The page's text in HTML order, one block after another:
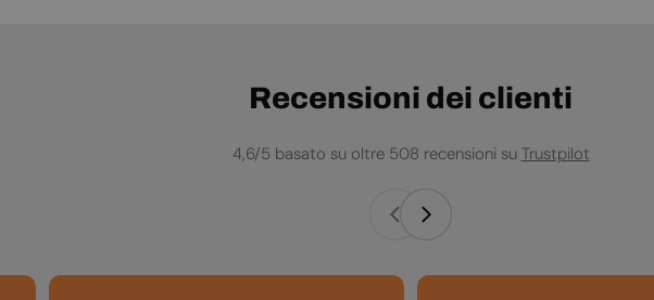
Recensioni dei clienti
4,6/5 basato su oltre 508 recensioni su Trustpilot